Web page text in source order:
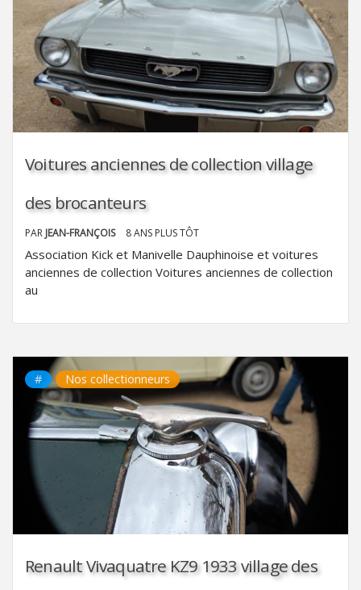
Voitures anciennes de collection village
des brocanteurs
PAR JEAN-FRANÇOIS 8 ANS PLUS TÔT
Association Kick et Manivelle Dauphinoise et voitures
anciennes de collection Voitures anciennes de collection
au
# Nos collectionneurs
Renault Vivaquatre KZ9 1933 village des